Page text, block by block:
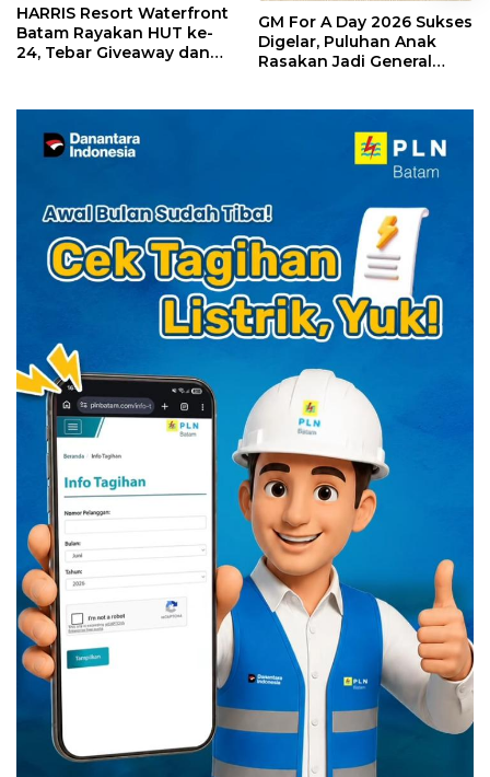
HARRIS Resort Waterfront
Batam Rayakan HUT ke-
24, Tebar Giveaway dan
GM For A Day 2026 Sukses
Digelar, Puluhan Anak
Rasakan Jadi General